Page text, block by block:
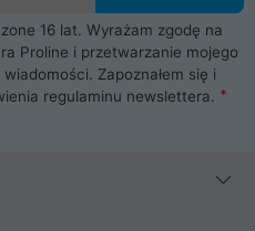
16 lat. Wyrażam zgodę na
Proline i przetwarzanie mojego
Zapoznałem się i
regulaminu newslettera.